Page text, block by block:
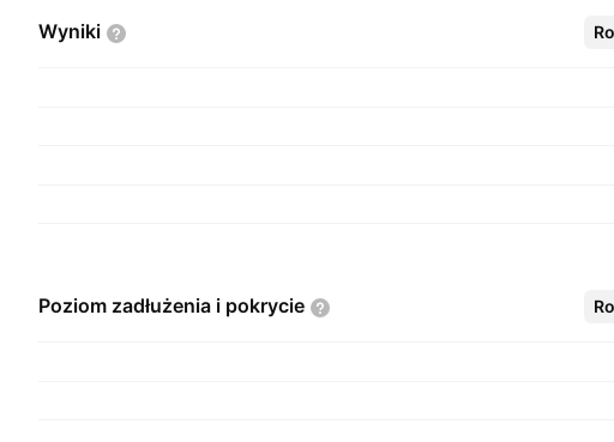
Wyniki
Poziom zadłużenia i pokrycie